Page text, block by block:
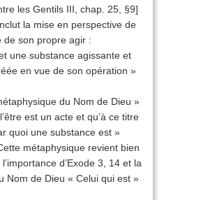
les Gentils III, chap. 25, §9]
la mise en perspective de
de son propre agir :
une substance agissante et
en vue de son opération »
du Nom de Dieu »
est un acte et qu’à ce titre
quoi une substance est »
métaphysique revient bien
d’Exode 3, 14 et la
Nom de Dieu « Celui qui est »